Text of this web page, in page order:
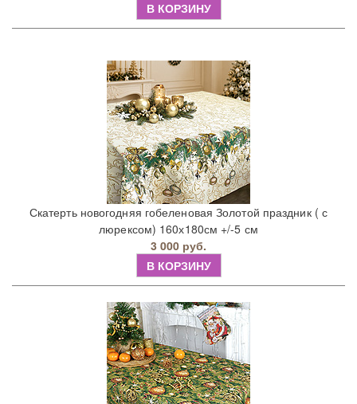
В КОРЗИНУ
Скатерть новогодняя гобеленовая Золотой праздник ( с
люрексом) 160х180см +/-5 см
3 000 руб.
В КОРЗИНУ